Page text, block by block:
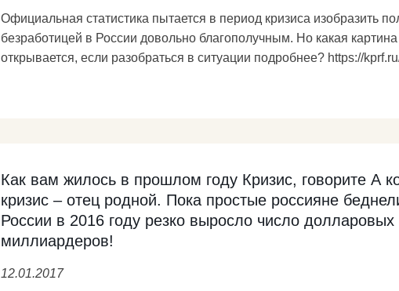
Официальная статистика пытается в период кризиса изобразить
безработицей в России довольно благополучным. Но какая картина
открывается, если разобраться в ситуации подробнее? https://
Как вам жилось в прошлом году Кризис, говорите А
кризис – отец родной. Пока простые россияне
России в 2016 году резко выросло число долларовых
миллиардеров!
12.01.2017